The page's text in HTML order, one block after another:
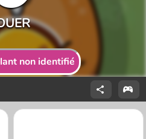
non identifié